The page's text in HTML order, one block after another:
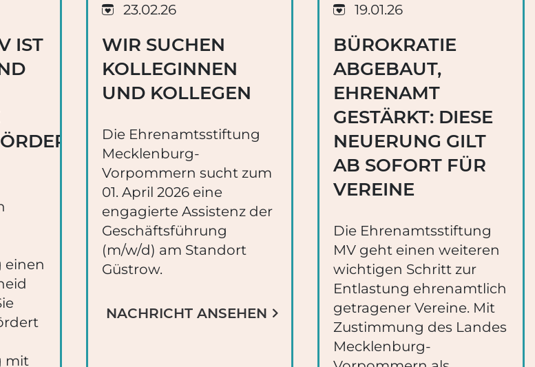
IST
A
einen
mit
23.02.26
WIR SUCHEN
KOLLEGINNEN
UND KOLLEGEN
Die Ehrenamtsstiftung
Mecklenburg-
Vorpommern sucht zum
01. April 2026 eine
engagierte Assistenz der
Geschäftsführung
(m/w/d) am Standort
Güstrow.
NACHRICHT ANSEHEN
19.01.26
BÜROKRATIE
ABGEBAUT,
EHRENAMT
GESTÄRKT: DIESE
NEUERUNG GILT
AB SOFORT FÜR
VEREINE
Die Ehrenamtsstiftung
MV geht einen weiteren
wichtigen Schritt zur
Entlastung ehrenamtlich
getragener Vereine. Mit
Zustimmung des Landes
Mecklenburg-